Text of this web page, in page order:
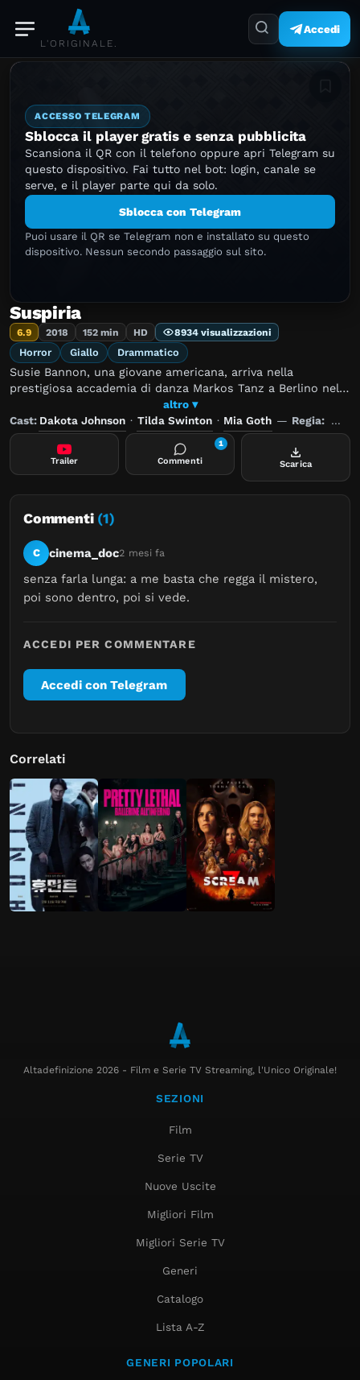
L'ORIGINALE.
Accedi
ACCESSO TELEGRAM
Sblocca il player gratis e senza pubblicita
Scansiona il QR con il telefono oppure apri Telegram su
questo dispositivo. Fai tutto nel bot: login, canale se
serve, e il player parte qui da solo.
Sblocca con Telegram
Puoi usare il QR se Telegram non e installato su questo
dispositivo. Nessun secondo passaggio sul sito.
Suspiria
6.9 2018 152 min HD 8934 visualizzazioni
Horror Giallo Drammatico
Susie Bannon, una giovane americana, arriva nella
prestigiosa accademia di danza Markos Tanz a Berlino nel
1977 nello stesso momento in cui scompare in circostanze
misteriose la ballerina Patricia. Mentre fa straordinari
progressi sotto la guida della rivoluzionaria direttrice
Madame Blanc, Susie stringe amicizia con la ballerina Sara,
che condivide con lei i suoi sospetti sui segreti oscuri e
minacciosi che incombono sulla compagnia. Remake
dell'omonimo film di Dario Argento.
altro ▾
Cast: Dakota Johnson · Tilda Swinton · Mia Goth — Regia: Luca
Trailer Commenti
1
Scarica
Commenti (1)
C cinema_doc2 mesi fa
senza farla lunga: a me basta che regga il mistero,
poi sono dentro, poi si vede.
ACCEDI PER COMMENTARE
Accedi con Telegram
Correlati
Altadefinizione 2026 - Film e Serie TV Streaming, l'Unico Originale!
SEZIONI
Film
Serie TV
Nuove Uscite
Migliori Film
Migliori Serie TV
Generi
Catalogo
Lista A-Z
GENERI POPOLARI